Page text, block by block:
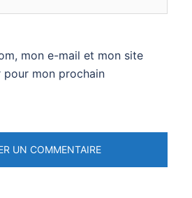
mon e-mail et mon site
pour mon prochain